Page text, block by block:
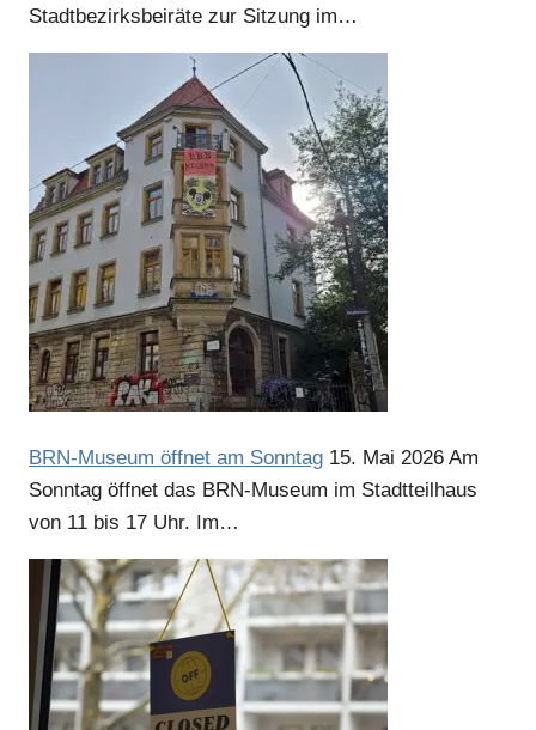
Stadtbezirksbeiräte zur Sitzung im…
BRN-Museum öffnet am Sonntag 15. Mai 2026 Am
Sonntag öffnet das BRN-Museum im Stadtteilhaus
von 11 bis 17 Uhr. Im…